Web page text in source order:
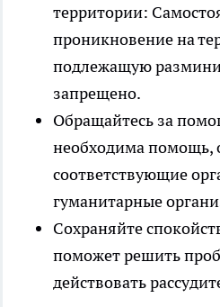
территории:
проникновение на
подлежащую
запрещено.
Обращайтесь за
необходима помощь,
соответствующие
гуманитарные
Сохраняйте
поможет решить
действовать